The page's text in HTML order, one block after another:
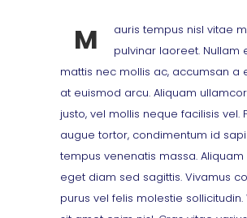
M
auris tempus nisl vitae
pulvinar laoreet. Nullam
mattis nec mollis ac, accumsan a
at euismod arcu. Aliquam
justo, vel mollis neque facilisis vel.
augue tortor, condimentum id
tempus venenatis massa.
eget diam sed sagittis. Vivamus
purus vel felis molestie sollicitudin.